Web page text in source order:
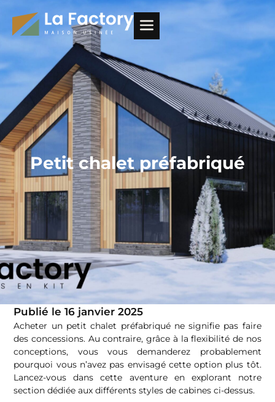
Petit chalet préfabriqué
Publié le16 janvier 2025
Acheter un petit chalet préfabriqué ne signifie pas faire
des concessions. Au contraire, grâce à la flexibilité de nos
conceptions, vous vous demanderez probablement
pourquoi vous n’avez pas envisagé cette option plus tôt.
Lancez-vous dans cette aventure en explorant notre
section dédiée aux différents styles de cabines ci-dessus.